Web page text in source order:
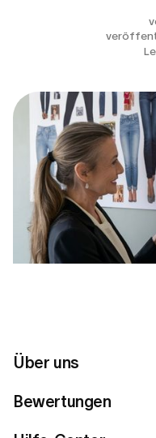
Über uns
Bewertungen